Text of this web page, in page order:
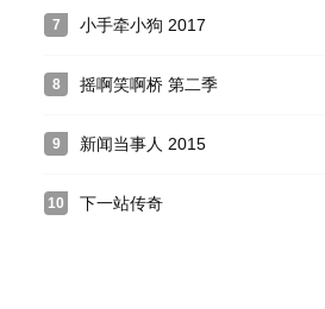
了获得最终的冠军，展
开启了第五季。
7 小手牵小狗 2017
8 摇啊笑啊桥 第二季
9 新闻当事人 2015
10 下一站传奇